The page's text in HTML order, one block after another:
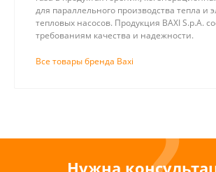
для параллельного производства тепла и
тепловых насосов. Продукция BAXI S.p.A.
требованиям качества и надежности.
Все товары бренда Baxi
Нужна